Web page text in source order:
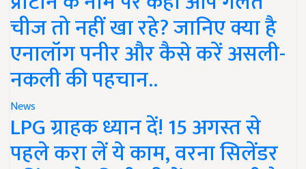
चीज तो नहीं खा रहे? जानिए क्या है
एनालॉग पनीर और कैसे करें असली-
नकली की पहचान..
News
LPG ग्राहक ध्यान दें! 15 अगस्त से
पहले करा लें ये काम, वरना सिलेंडर